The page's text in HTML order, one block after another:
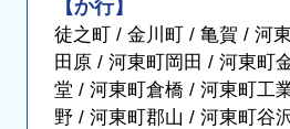
【か行】
徒之町 / 金川町 / 亀賀 / 河
田原 / 河東町岡田 / 河東町
堂 / 河東町倉橋 / 河東町工
野 / 河東町郡山 / 河東町谷